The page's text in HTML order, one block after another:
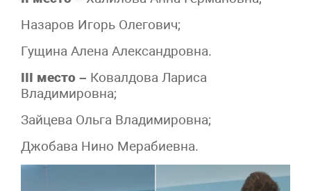
Назаров Игорь Олегович;
Гущина Алена Александровна.
III место – Ковалдова Лариса
Владимировна;
Зайцева Ольга Владимировна;
Джобава Нино Мерабиевна.